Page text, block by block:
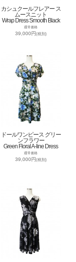
カシュクールフレアー ス
ムースニット
Wrap Dress Smooth Black
通常価格
39,000円(税別)
ドールワンピース グリー
ンフラワー
Green Floral A-line Dress
通常価格
39,000円(税別)